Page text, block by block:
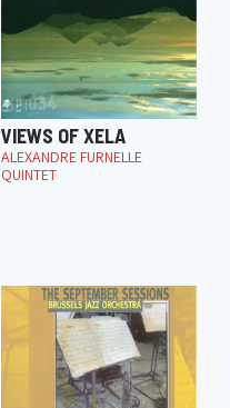
VIEWS OF XELA
ALEXANDRE FURNELLE
QUINTET